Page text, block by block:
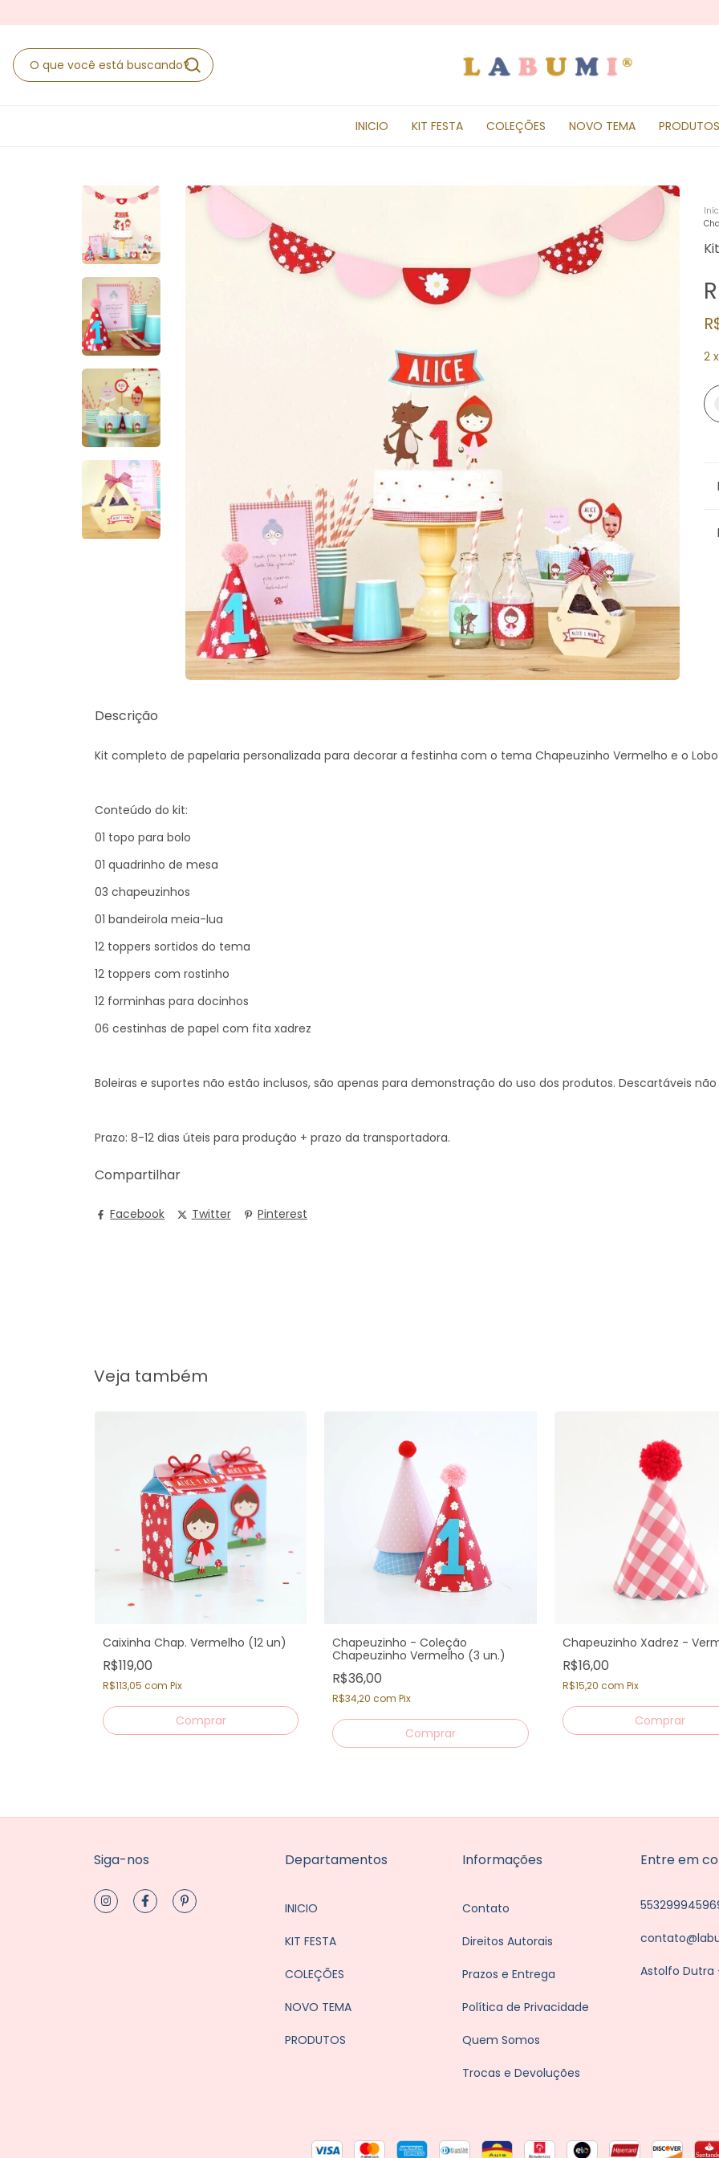
INICIO KIT FESTA COLEÇÕES NOVO TEMA PRODUTOS
2
Descrição
Kit completo de papelaria personalizada para decorar a festinha com o tema Chapeuzinho Vermelho e o
Conteúdo do kit:
01 topo para bolo
01 quadrinho de mesa
03 chapeuzinhos
01 bandeirola meia-lua
12 toppers sortidos do tema
12 toppers com rostinho
12 forminhas para docinhos
06 cestinhas de papel com fita xadrez
Boleiras e suportes não estão inclusos, são apenas para demonstração do uso dos produtos. Descartáveis
Prazo: 8-12 dias úteis para produção + prazo da transportadora.
Compartilhar
Facebook Twitter Pinterest
Veja também
Caixinha Chap. Vermelho (12 un)
R$119,00
R$113,05 com Pix
Chapeuzinho - Coleção
Chapeuzinho Vermelho (3 un.)
R$36,00
R$34,20com Pix
Chapeuzinho Xadrez -
R$16,00
R$15,20 com Pix
Siga-nos Departamentos
INICIO
KIT FESTA
COLEÇÕES
NOVO TEMA
PRODUTOS
Informações
Contato
Direitos Autorais
Prazos e Entrega
Política de Privacidade
Quem Somos
Trocas e Devoluções
Entre em
Astolfo Dutra